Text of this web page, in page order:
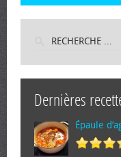
Dernières
Épaule